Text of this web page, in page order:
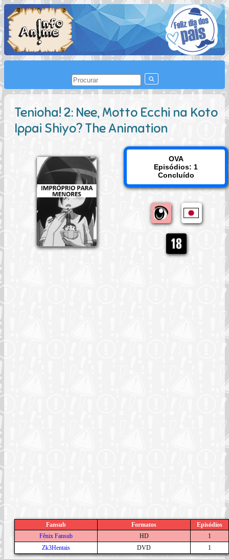
Tenioha! 2: Nee, Motto Ecchi na Koto
Ippai Shiyo? The Animation
OVA
Episódios: 1
Concluído
Fansub Formatos
Episódios
Fênix Fansub
HD
1
Zk3Hentais
DVD 1